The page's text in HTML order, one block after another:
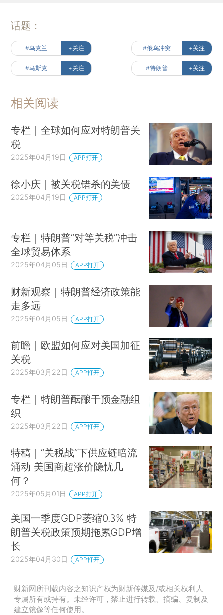
话题：
#乌克兰 +关注 #俄乌冲突 +关注
#马斯克 +关注 #特朗普 +关注
相关阅读
专栏｜全球如何应对特朗普关
税
2025年04月19日 APP打开
徐小庆｜被关税错杀的美债
2025年04月19日 APP打开
专栏｜特朗普“对等关税”冲击
全球贸易体系
2025年04月05日 APP打开
财新观察｜特朗普经济政策能
走多远
2025年04月05日 APP打开
前瞻｜欧盟如何应对美国加征
关税
2025年03月22日 APP打开
专栏｜特朗普酝酿干预金融组
织
2025年03月22日 APP打开
特稿｜“关税战”下供应链暗流
涌动 美国商超涨价隐忧几
何？
2025年05月01日 APP打开
美国一季度GDP萎缩0.3% 特
朗普关税政策预期拖累GDP增
长
2025年04月30日 APP打开
财新网所刊载内容之知识产权为财新传媒及/或相关权利人
专属所有或持有。未经许可，禁止进行转载、摘编、复制及
建立镜像等任何使用。